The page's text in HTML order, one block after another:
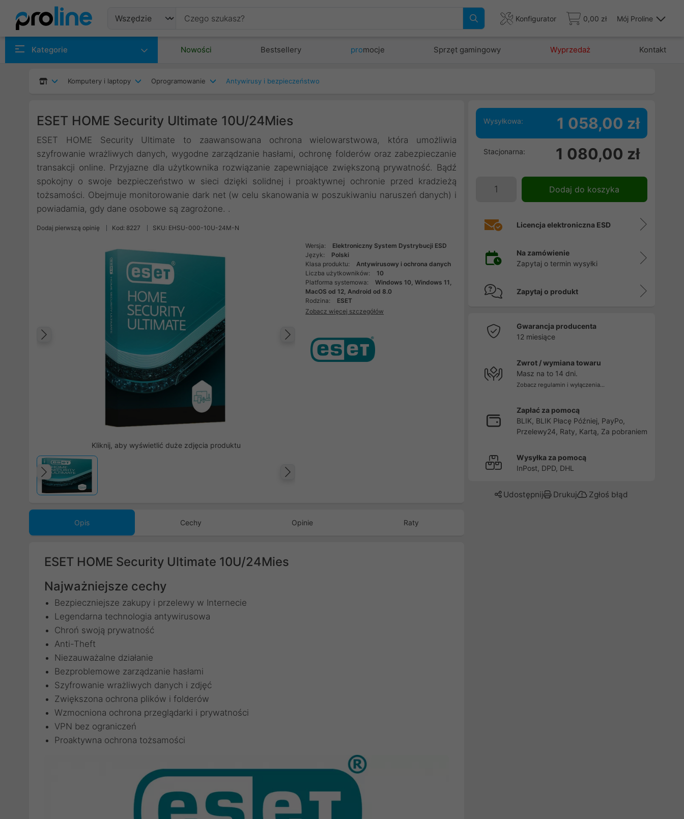
Konfigurator 0,00 zł Mój Proline
Kategorie Nowości Bestsellery promocje Sprzęt gamingowy Wyprzedaż Kontakt
Komputery i laptopy Oprogramowanie Antywirusy i bezpieczeństwo
ESET HOME Security Ultimate 10U/24Mies
ESET HOME Security Ultimate to zaawansowana ochrona wielowarstwowa, która umożliwia
szyfrowanie wrażliwych danych, wygodne zarządzanie hasłami, ochronę folderów oraz zabezpieczanie
transakcji online. Przyjazne dla użytkownika rozwiązanie zapewniające zwiększoną prywatność. Bądź
spokojny o swoje bezpieczeństwo w sieci dzięki solidnej i proaktywnej ochronie przed kradzieżą
tożsamości. Obejmuje monitorowanie dark net (w celu skanowania w poszukiwaniu naruszeń danych) i
powiadamia, gdy dane osobowe są zagrożone. .
Dodaj pierwszą opinię Kod: 8227 SKU: EHSU-000-10U-24M-N
Następny
Poprzedni
Kliknij, aby wyświetlić duże zdjęcia produktu
Poprzedni
Wersja:
Elektroniczny System Dystrybucji ESD
Język:
Polski
Klasa produktu:
Antywirusowy i ochrona danych
Liczba użytkowników:
10
Platforma systemowa:
Windows 10, Windows 11,
MacOS od 12, Android od 8.0
Rodzina:
ESET
Zobacz więcej szczegółów
Opis Cechy Opinie Raty
ESET HOME Security Ultimate 10U/24Mies
Najważniejsze cechy
Bezpieczniejsze zakupy i przelewy w Internecie
Legendarna technologia antywirusowa
Chroń swoją prywatność
Anti-Theft
Niezauważalne działanie
Bezproblemowe zarządzanie hasłami
Szyfrowanie wrażliwych danych i zdjęć
Zwiększona ochrona plików i folderów
Wzmocniona ochrona przeglądarki i prywatności
VPN bez ograniczeń
Proaktywna ochrona tożsamości
Wysyłkowa: 1 058,00 zł
Stacjonarna: 1 080,00 zł
Dodaj do koszyka
Licencja elektroniczna ESD
Na zamówienie
Zapytaj o termin wysyłki
Zapytaj o produkt
Gwarancja producenta
12 miesiące
Zwrot / wymiana towaru
Masz na to 14 dni.
Zobacz regulamin i wyłączenia...
Zapłać za pomocą
BLIK, BLIK Płacę Później, PayPo,
Przelewy24, Raty, Kartą, Za pobraniem
Wysyłka za pomocą
InPost, DPD, DHL
Udostępnij Drukuj Zgłoś błąd